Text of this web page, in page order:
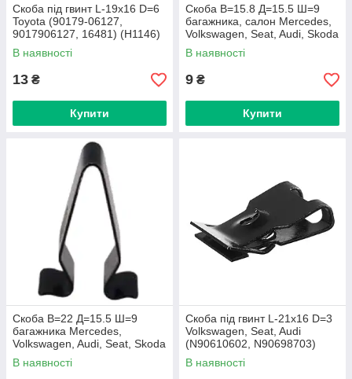
Скоба під гвинт L-19x16 D=6
Toyota (90179-06127,
9017906127, 16481) (H1146)
В наявності
13 ₴
Купити
Скоба В=15.8 Д=15.5 Ш=9
багажника, салон Mercedes,
Volkswagen, Seat, Audi, Skoda
(4A0867276A, 16500) (H1221)
В наявності
9 ₴
Купити
Скоба В=22 Д=15.5 Ш=9
багажника Mercedes,
Volkswagen, Audi, Seat, Skoda
(4A0867276) (H1222)
В наявності
Скоба під гвинт L-21x16 D=3
Volkswagen, Seat, Audi
(N90610602, N90698703)
(H2000)
В наявності